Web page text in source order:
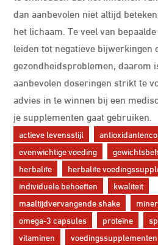
dan aanbevolen niet altijd
het lichaam. Te veel van
leiden tot negatieve bijwerkingen
gezondheidsproblemen, daarom
aanbevolen doseringen strikt te
advies in te winnen bij een
je supplementen gaat gebruiken.
actieve levensstijl
evenwichtige voeding
herbalife
herbalife
individuele behoeften
kwaliteit
maaltijdvervangende shake
omega-3 capsules
proteïne
vitaminen
voedingssupplementen